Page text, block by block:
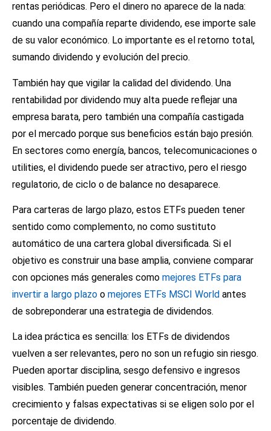
rentas periódicas. Pero el dinero no aparece de la nada:
cuando una compañía reparte dividendo, ese importe sale
de su valor económico. Lo importante es el retorno total,
sumando dividendo y evolución del precio.
También hay que vigilar la calidad del dividendo. Una
rentabilidad por dividendo muy alta puede reflejar una
empresa barata, pero también una compañía castigada
por el mercado porque sus beneficios están bajo presión.
En sectores como energía, bancos, telecomunicaciones o
utilities, el dividendo puede ser atractivo, pero el riesgo
regulatorio, de ciclo o de balance no desaparece.
Para carteras de largo plazo, estos ETFs pueden tener
sentido como complemento, no como sustituto
automático de una cartera global diversificada. Si el
objetivo es construir una base amplia, conviene comparar
con opciones más generales como mejores ETFs para
invertir a largo plazo o mejores ETFs MSCI World antes
de sobreponderar una estrategia de dividendos.
La idea práctica es sencilla: los ETFs de dividendos
vuelven a ser relevantes, pero no son un refugio sin riesgo.
Pueden aportar disciplina, sesgo defensivo e ingresos
visibles. También pueden generar concentración, menor
crecimiento y falsas expectativas si se eligen solo por el
porcentaje de dividendo.